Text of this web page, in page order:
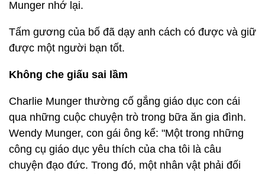
Munger nhớ lại.
Tấm gương của bố đã dạy anh cách có được và giữ
được một người bạn tốt.
Không che giấu sai lầm
Charlie Munger thường cố gắng giáo dục con cái
qua những cuộc chuyện trò trong bữa ăn gia đình.
Wendy Munger, con gái ông kể: "Một trong những
công cụ giáo dục yêu thích của cha tôi là câu
chuyện đạo đức. Trong đó, một nhân vật phải đối